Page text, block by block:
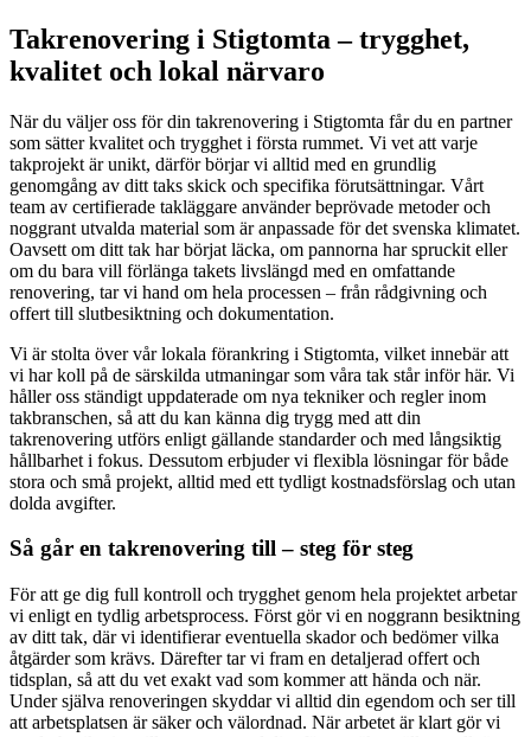
Takrenovering i Stigtomta – trygghet,
kvalitet och lokal närvaro
När du väljer oss för din takrenovering i Stigtomta får du en partner
som sätter kvalitet och trygghet i första rummet. Vi vet att varje
takprojekt är unikt, därför börjar vi alltid med en grundlig
genomgång av ditt taks skick och specifika förutsättningar. Vårt
team av certifierade takläggare använder beprövade metoder och
noggrant utvalda material som är anpassade för det svenska klimatet.
Oavsett om ditt tak har börjat läcka, om pannorna har spruckit eller
om du bara vill förlänga takets livslängd med en omfattande
renovering, tar vi hand om hela processen – från rådgivning och
offert till slutbesiktning och dokumentation.
Vi är stolta över vår lokala förankring i Stigtomta, vilket innebär att
vi har koll på de särskilda utmaningar som våra tak står inför här. Vi
håller oss ständigt uppdaterade om nya tekniker och regler inom
takbranschen, så att du kan känna dig trygg med att din
takrenovering utförs enligt gällande standarder och med långsiktig
hållbarhet i fokus. Dessutom erbjuder vi flexibla lösningar för både
stora och små projekt, alltid med ett tydligt kostnadsförslag och utan
dolda avgifter.
Så går en takrenovering till – steg för steg
För att ge dig full kontroll och trygghet genom hela projektet arbetar
vi enligt en tydlig arbetsprocess. Först gör vi en noggrann besiktning
av ditt tak, där vi identifierar eventuella skador och bedömer vilka
åtgärder som krävs. Därefter tar vi fram en detaljerad offert och
tidsplan, så att du vet exakt vad som kommer att hända och när.
Under själva renoveringen skyddar vi alltid din egendom och ser till
att arbetsplatsen är säker och välordnad. När arbetet är klart gör vi